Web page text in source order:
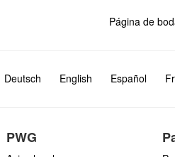
Página de
Deutsch English Español
PWG